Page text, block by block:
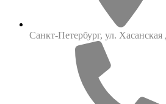
Санкт-Петербург, ул.